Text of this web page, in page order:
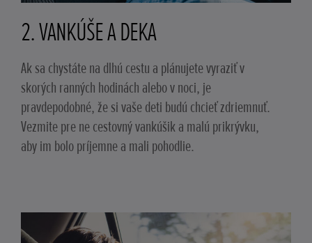
2. VANKÚŠE A DEKA
Ak sa chystáte na dlhú cestu a plánujete vyraziť v
skorých ranných hodinách alebo v noci, je
pravdepodobné, že si vaše deti budú chcieť zdriemnuť.
Vezmite pre ne cestovný vankúšik a malú prikrývku,
aby im bolo príjemne a mali pohodlie.